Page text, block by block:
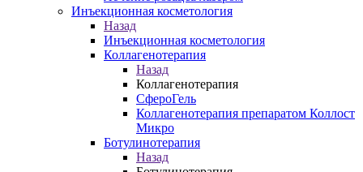
Инъекционная косметология
Назад
Инъекционная косметология
Коллагенотерапия
Назад
Коллагенотерапия
СфероГель
Коллагенотерапия препаратом Коллост
Микро
Ботулинотерапия
Назад